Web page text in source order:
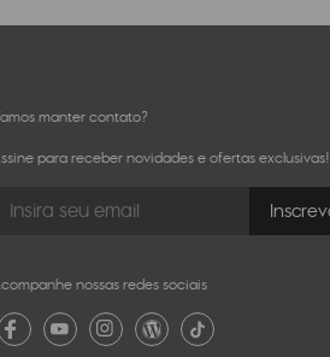
manter contato?
para receber novidades e ofertas exclusivas!
nossas redes sociais